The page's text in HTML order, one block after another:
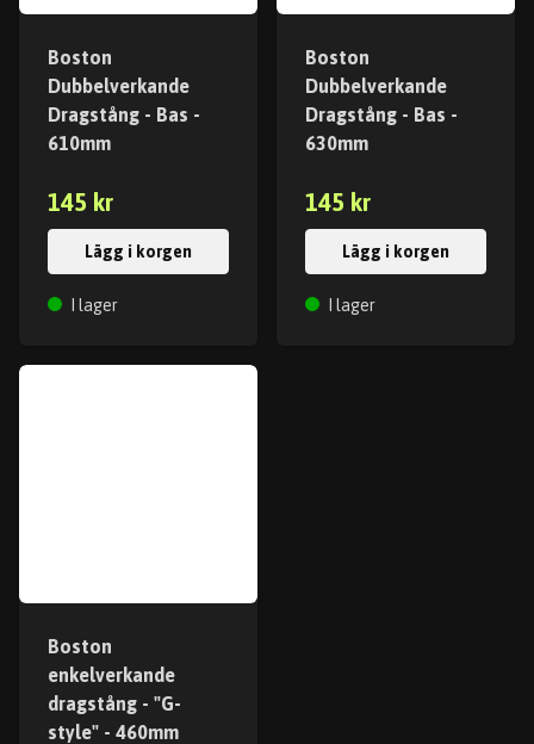
Boston
Dubbelverkande
Dragstång - Bas -
610mm
145 kr
Lägg i korgen
I lager
Boston
Dubbelverkande
Dragstång - Bas -
630mm
145 kr
Lägg i korgen
I lager
Boston
enkelverkande
dragstång - "G-
style" - 460mm